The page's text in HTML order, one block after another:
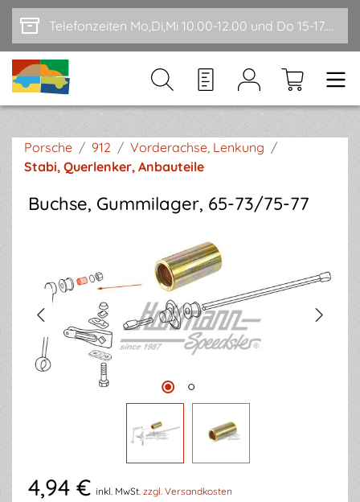
Zum Hauptinhalt springen Telefonzeiten Mo,Di,Mi 10.00-12.00 und Do 15-17.00
Porsche / 912 / Vorderachse, Lenkung /
Stabi, Querlenker, Anbauteile
Buchse, Gummilager, 65-73/75-77
4,94 € inkl. MwSt. zzgl. Versandkosten